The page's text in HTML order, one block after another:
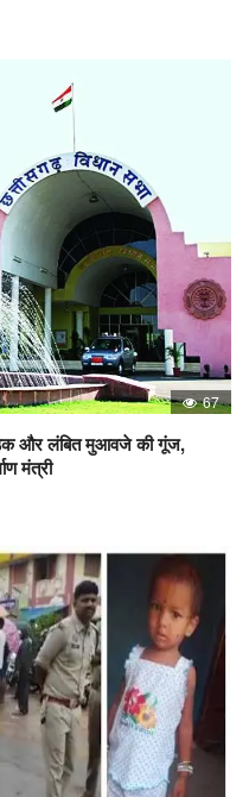
67
और लंबित मुआवजे की गूंज,
मंत्री